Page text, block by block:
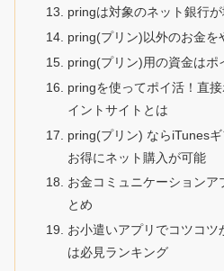
pringは対象のネット銀行が
pring(プリン)以外のお金を
pring(プリン)用の資金はポ
pringを使ってポイ活！直
イントサイトとは
pring(プリン) ならiTunes
お得にネット購入が可能
お金コミュニケーションア
とめ
お小遣いアプリでコツコツ
は必見ランキング